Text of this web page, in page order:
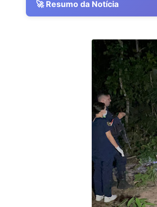
🚀 Resumo da Notícia